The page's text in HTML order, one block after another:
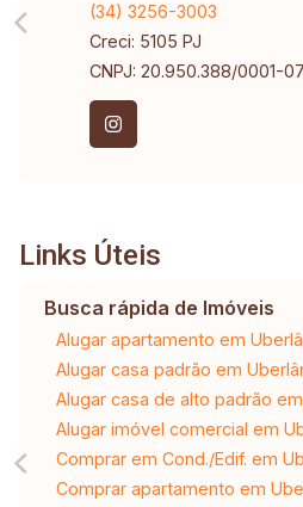
(34) 3256-3003
Creci: 5105 PJ
CNPJ: 20.950.388/0001-07
Links Úteis
Busca rápida de Imóveis
Alugar apartamento em
Alugar casa padrão em
Alugar casa de alto padrão
Alugar imóvel comercial em
Comprar em Cond./Edif. em
Comprar apartamento em